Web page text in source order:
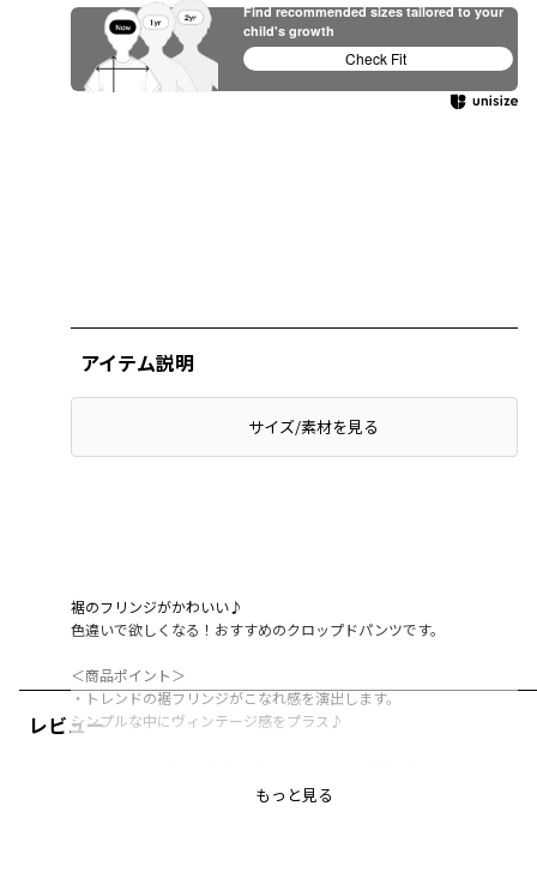
レビュー
アイテム説明
サイズ/素材を見る
裾のフリンジがかわいい♪
色違いで欲しくなる！おすすめのクロップドパンツです。
＜商品ポイント＞
・トレンドの裾フリンジがこなれ感を演出します。
シンプルな中にヴィンテージ感をプラス♪
もっと見る
Find recommended sizes tailored to your
child's growth
Check Fit